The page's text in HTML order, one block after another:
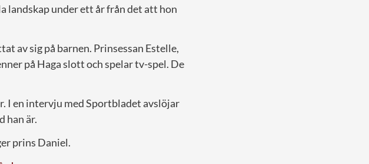
landskap under ett år från det att hon
av sig på barnen. Prinsessan Estelle,
på Haga slott och spelar tv-spel. De
I en intervju med Sportbladet avslöjar
han är.
prins Daniel.